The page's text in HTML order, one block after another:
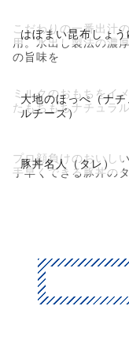
はぼまい昆布しょ
こだわりの一番出汁
用。水出し製法の濃
の旨味を
大地のほっぺ（ナ
ルチーズ）
ミルクのおもちをイ
たもちもちナチュラ
豚丼名人（タレ）
プロ顔負けのおいし
手早くできる豚丼の